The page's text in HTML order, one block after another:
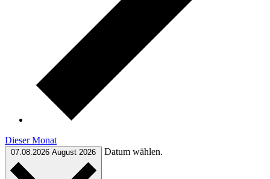
Dieser Monat
07.08.2026 August 2026 Datum wählen.